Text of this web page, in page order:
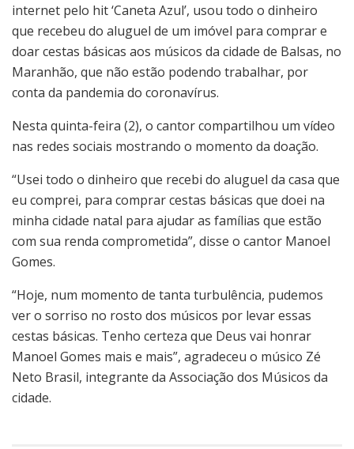
internet pelo hit ‘Caneta Azul’, usou todo o dinheiro
que recebeu do aluguel de um imóvel para comprar e
doar cestas básicas aos músicos da cidade de Balsas, no
Maranhão, que não estão podendo trabalhar, por
conta da pandemia do coronavírus.
Nesta quinta-feira (2), o cantor compartilhou um vídeo
nas redes sociais mostrando o momento da doação.
“Usei todo o dinheiro que recebi do aluguel da casa que
eu comprei, para comprar cestas básicas que doei na
minha cidade natal para ajudar as famílias que estão
com sua renda comprometida”, disse o cantor Manoel
Gomes.
“Hoje, num momento de tanta turbulência, pudemos
ver o sorriso no rosto dos músicos por levar essas
cestas básicas. Tenho certeza que Deus vai honrar
Manoel Gomes mais e mais”, agradeceu o músico Zé
Neto Brasil, integrante da Associação dos Músicos da
cidade.